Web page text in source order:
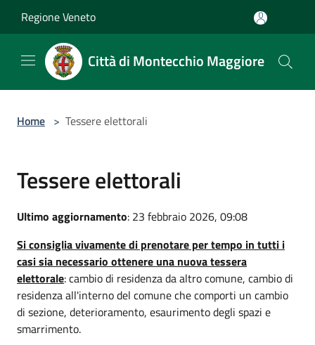
Regione Veneto
Città di Montecchio Maggiore
Home > Tessere elettorali
Tessere elettorali
Ultimo aggiornamento: 23 febbraio 2026, 09:08
Si consiglia vivamente di prenotare per tempo in tutti i
casi sia necessario ottenere una nuova tessera
elettorale: cambio di residenza da altro comune, cambio di
residenza all'interno del comune che comporti un cambio
di sezione, deterioramento, esaurimento degli spazi e
smarrimento.